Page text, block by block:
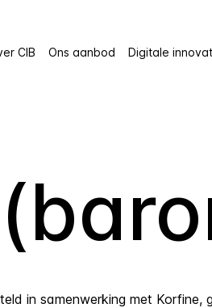
CIB Ons aanbod Digitale
in samenwerking met Korfine,